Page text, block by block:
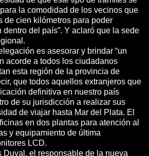
la comodidad de los vecinos que
de cien kilómetros para poder
dentro del país”. Y aclaró que la sede
es asesorar y brindar “un
acorde a todos los ciudadanos
esta región de la provincia de
que todos aquellos extranjeros que
definitiva en nuestro país
de su jurisdicción a realizar sus
de viajar hasta Mar del Plata. El
en dos plantas para atención al
y equipamiento de última
LCD.
Duval, el responsable de la nueva